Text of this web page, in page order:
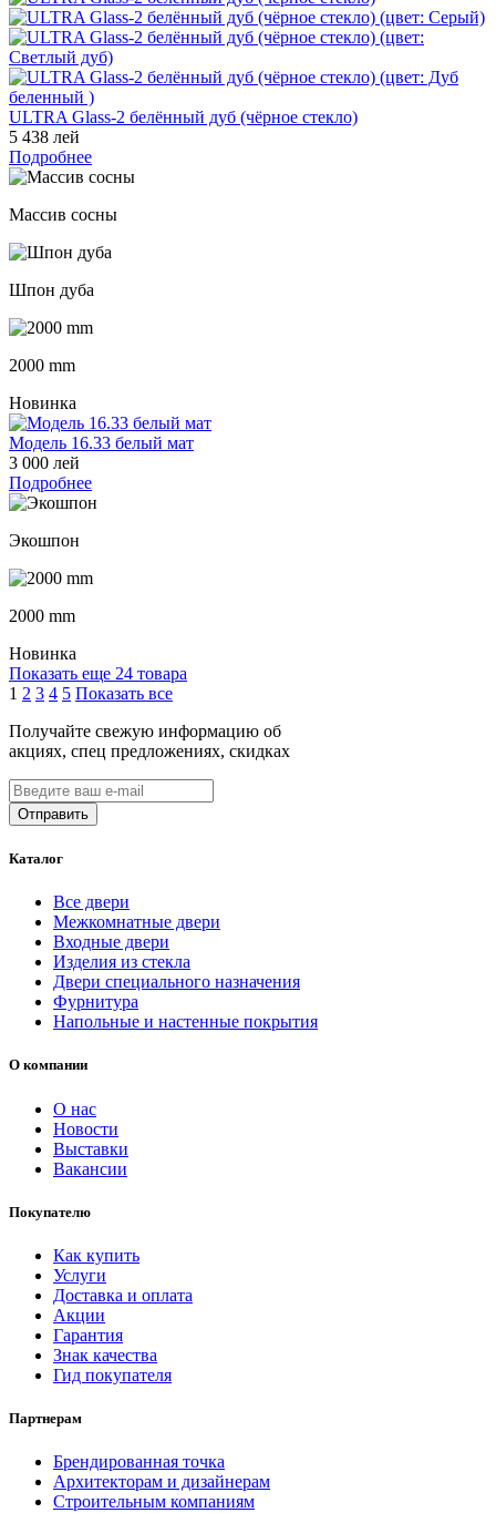
ULTRA Glass-2 белённый дуб (чёрное стекло)
5 438 лей
Подробнее
Массив сосны
Шпон дуба
2000 mm
Новинка
Модель 16.33 белый мат
3 000 лей
Подробнее
Экошпон
2000 mm
Новинка
Показать еще 24 товара
1 2 3 4 5 Показать все
Получайте свежую информацию об
акциях, спец предложениях, скидках
Каталог
Все двери
Межкомнатные двери
Входные двери
Изделия из стекла
Двери специального назначения
Фурнитура
Напольные и настенные покрытия
О компании
О нас
Новости
Выставки
Вакансии
Покупателю
Как купить
Услуги
Доставка и оплата
Акции
Гарантия
Знак качества
Гид покупателя
Партнерам
Брендированная точка
Архитекторам и дизайнерам
Строительным компаниям